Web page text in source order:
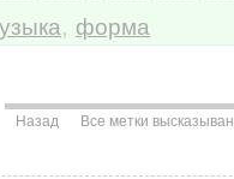
, форма
Назад Все метки